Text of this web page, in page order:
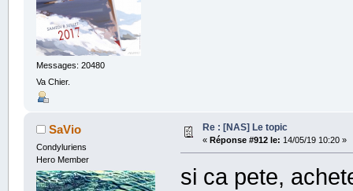
Messages: 20480
Va Chier.
SaVio
Condyluriens
Hero Member
Re : [NAS] Le topic
« Réponse #912 le: 14/05/19 10:20 »
si ca pete,